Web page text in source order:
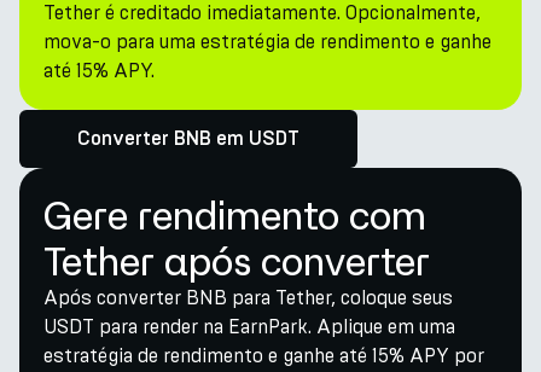
Tether é creditado imediatamente. Opcionalmente,
mova-o para uma estratégia de rendimento e ganhe
até 15% APY.
Converter BNB em USDT
Gere rendimento com
Tether após converter
Após converter BNB para Tether, coloque seus
USDT para render na EarnPark. Aplique em uma
estratégia de rendimento e ganhe até 15% APY por